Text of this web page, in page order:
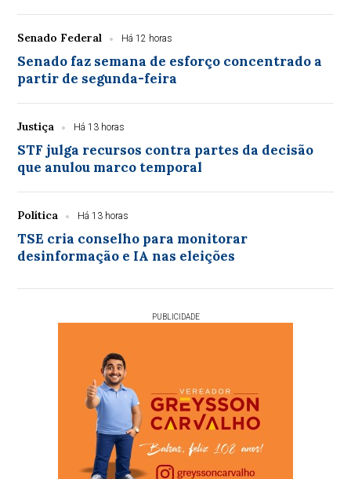
Senado Federal Há 12 horas
Senado faz semana de esforço concentrado a
partir de segunda-feira
Justiça Há 13 horas
STF julga recursos contra partes da decisão
que anulou marco temporal
Política Há 13 horas
TSE cria conselho para monitorar
desinformação e IA nas eleições
PUBLICIDADE